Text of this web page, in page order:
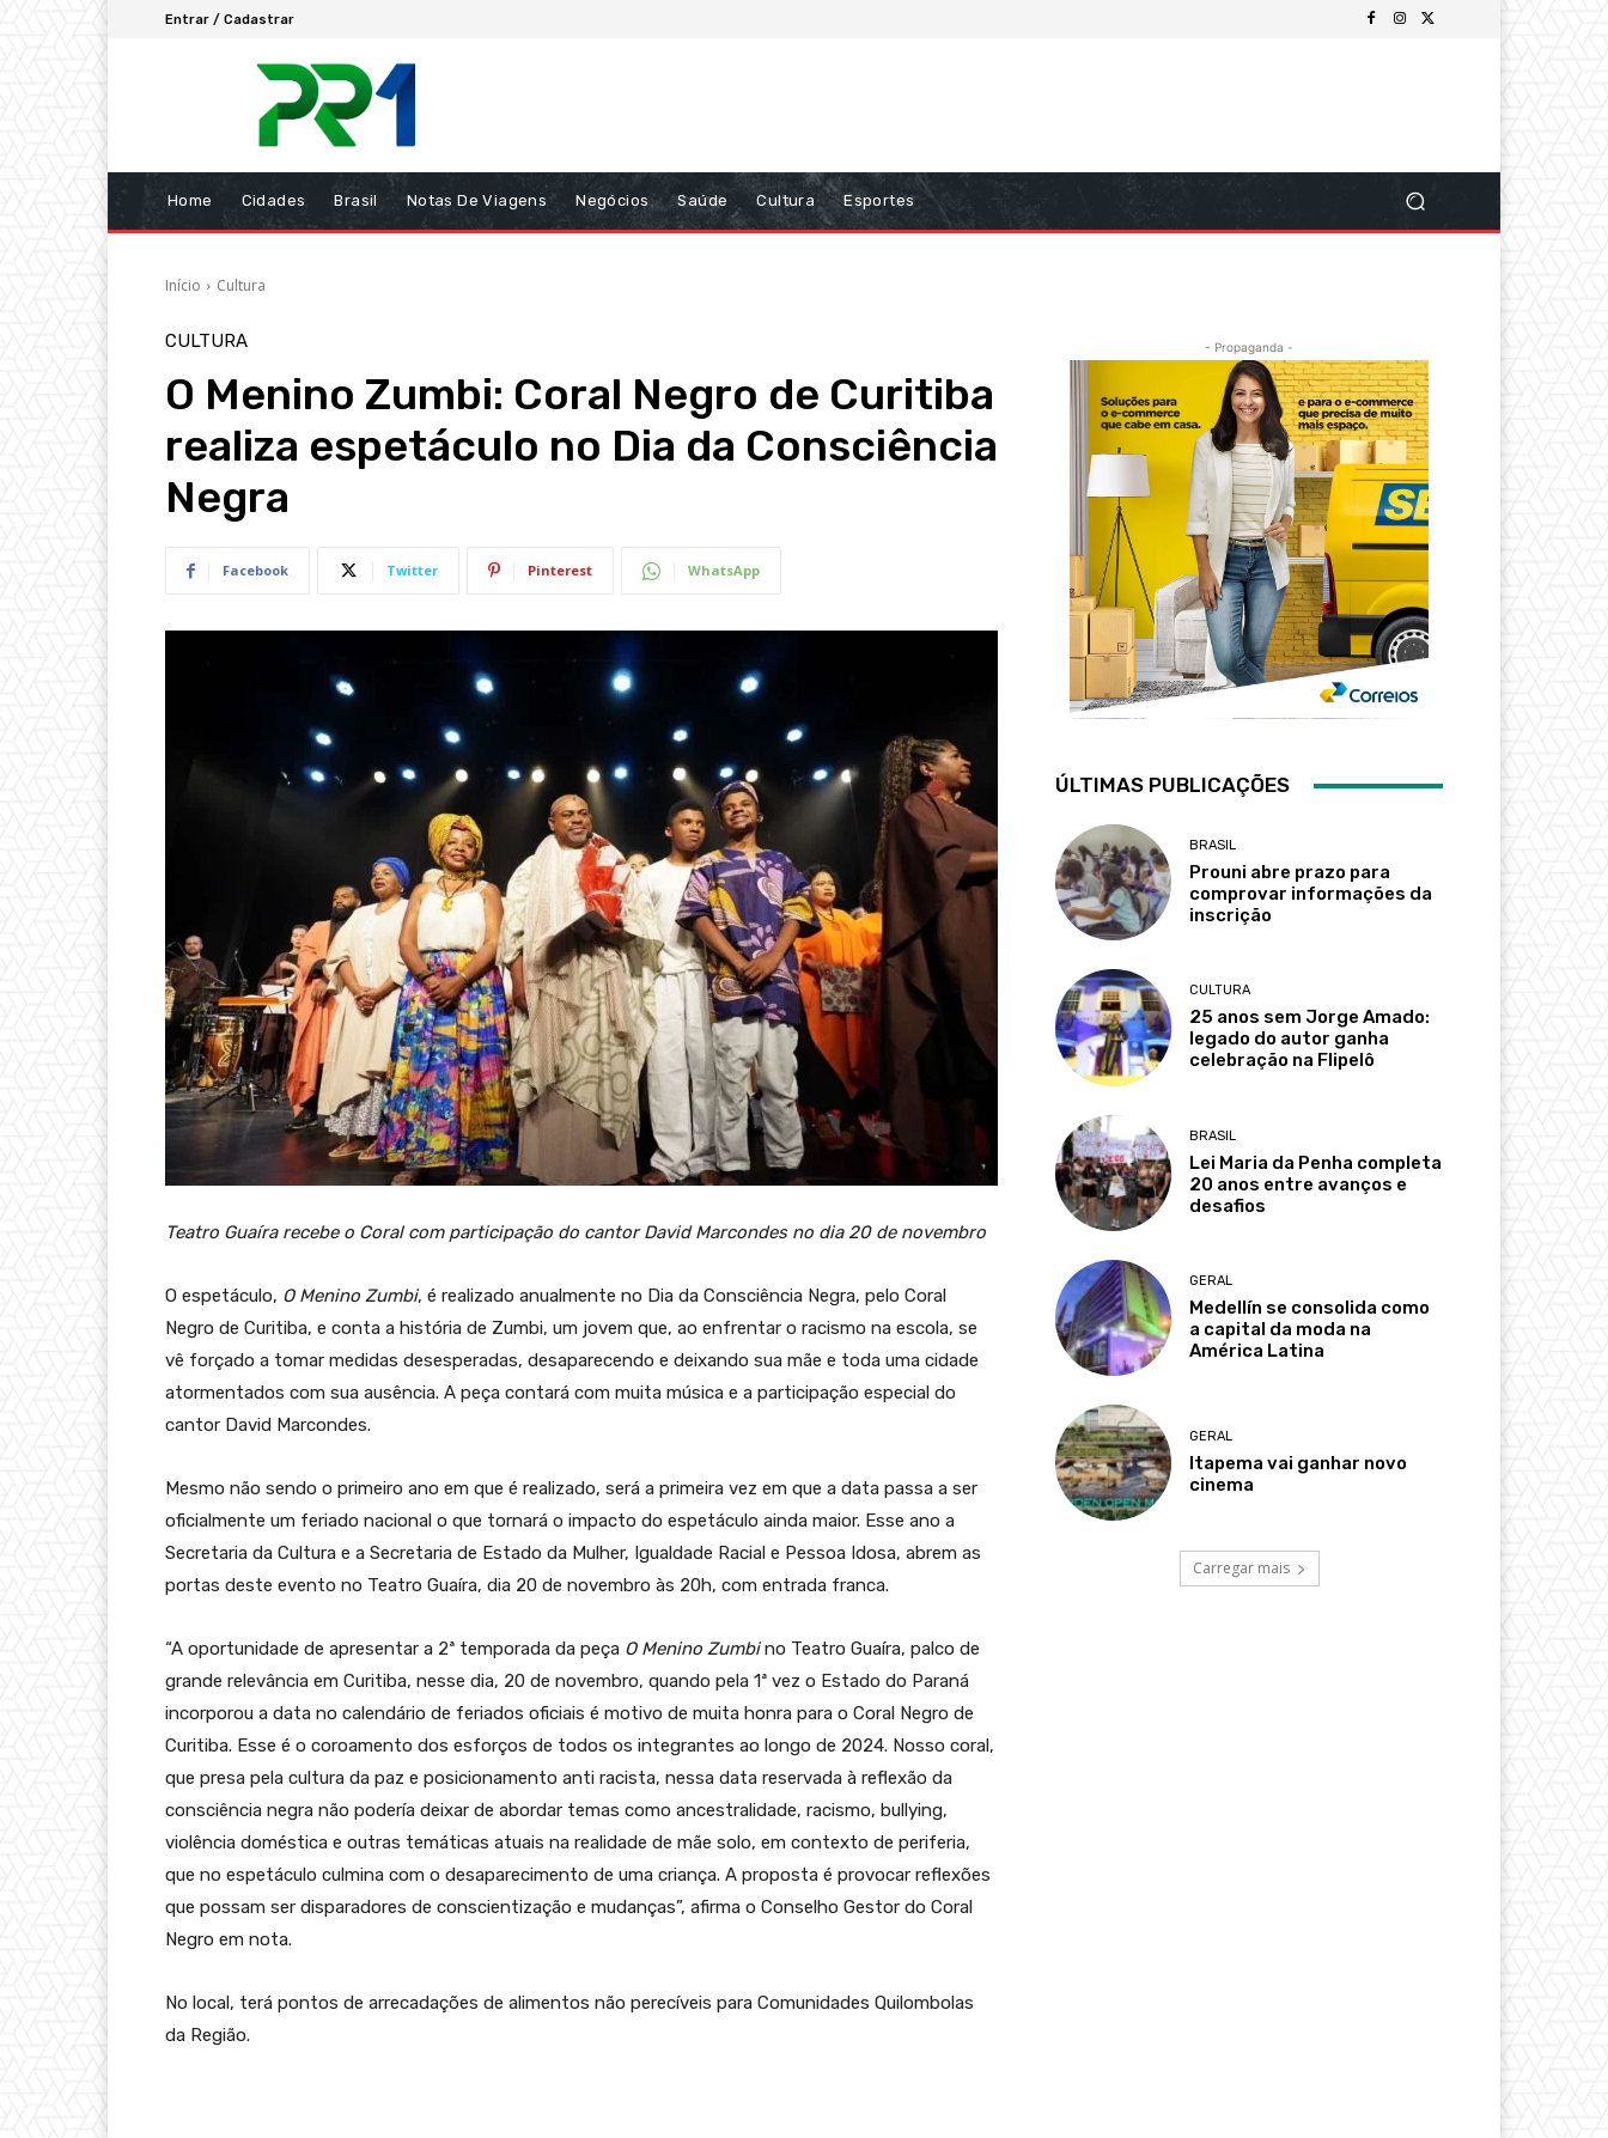
Entrar / Cadastrar
Home Cidades Brasil Notas De Viagens Negócios Saúde Cultura Esportes
Início Cultura
CULTURA
O Menino Zumbi: Coral Negro de Curitiba
realiza espetáculo no Dia da Consciência
Negra
Facebook Twitter Pinterest WhatsApp
Teatro Guaíra recebe o Coral com participação do cantor David Marcondes no dia 20 de novembro
O espetáculo, O Menino Zumbi, é realizado anualmente no Dia da Consciência Negra, pelo Coral
Negro de Curitiba, e conta a história de Zumbi, um jovem que, ao enfrentar o racismo na escola, se
vê forçado a tomar medidas desesperadas, desaparecendo e deixando sua mãe e toda uma cidade
atormentados com sua ausência. A peça contará com muita música e a participação especial do
cantor David Marcondes.
Mesmo não sendo o primeiro ano em que é realizado, será a primeira vez em que a data passa a ser
oficialmente um feriado nacional o que tornará o impacto do espetáculo ainda maior. Esse ano a
Secretaria da Cultura e a Secretaria de Estado da Mulher, Igualdade Racial e Pessoa Idosa, abrem as
portas deste evento no Teatro Guaíra, dia 20 de novembro às 20h, com entrada franca.
“A oportunidade de apresentar a 2ª temporada da peça O Menino Zumbino Teatro Guaíra, palco de
grande relevância em Curitiba, nesse dia, 20 de novembro, quando pela 1ª vez o Estado do Paraná
incorporou a data no calendário de feriados oficiais é motivo de muita honra para o Coral Negro de
Curitiba. Esse é o coroamento dos esforços de todos os integrantes ao longo de 2024. Nosso coral,
que presa pela cultura da paz e posicionamento anti racista, nessa data reservada à reflexão da
consciência negra não podería deixar de abordar temas como ancestralidade, racismo, bullying,
violência doméstica e outras temáticas atuais na realidade de mãe solo, em contexto de periferia,
que no espetáculo culmina com o desaparecimento de uma criança. A proposta é provocar reflexões
que possam ser disparadores de conscientização e mudanças”, afirma o Conselho Gestor do Coral
Negro em nota.
No local, terá pontos de arrecadações de alimentos não perecíveis para Comunidades Quilombolas
da Região.
- Propaganda -
ÚLTIMAS PUBLICAÇÕES
BRASIL
Prouni abre prazo para
comprovar informações da
inscrição
CULTURA
25 anos sem Jorge Amado:
legado do autor ganha
celebração na Flipelô
BRASIL
Lei Maria da Penha completa
20 anos entre avanços e
desafios
GERAL
Medellín se consolida como
a capital da moda na
América Latina
GERAL
Itapema vai ganhar novo
cinema
Carregar mais